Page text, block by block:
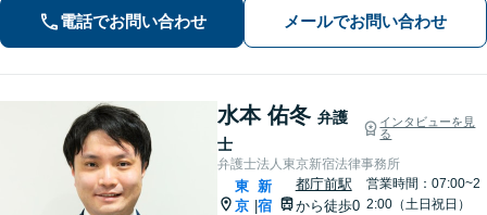
談可／完全個室】【企業法務も対応】
電話でお問い合わせ メールでお問い合わせ
水本 佑冬 弁護
士
インタビューを見
る
弁護士法人東京新宿法律事務所
東
京 |
新
宿
都庁前駅
から徒歩0
営業時間：07:00~2
2:00（土日祝日）